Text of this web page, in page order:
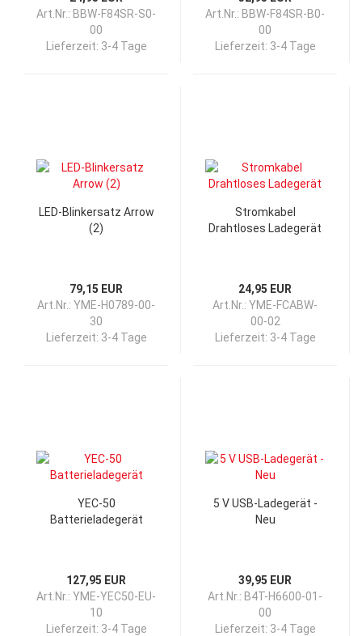
Art.Nr.: BBW-F84SR-S0-
00
Lieferzeit: 3-4 Tage
Art.Nr.: BBW-F84SR-B0-
00
Lieferzeit: 3-4 Tage
LED-Blinkersatz Arrow
(2)
79,15 EUR
Art.Nr.: YME-H0789-00-
30
Lieferzeit: 3-4 Tage
Stromkabel
Drahtloses Ladegerät
24,95 EUR
Art.Nr.: YME-FCABW-
00-02
Lieferzeit: 3-4 Tage
YEC-50
Batterieladegerät
127,95 EUR
Art.Nr.: YME-YEC50-EU-
10
Lieferzeit: 3-4 Tage
5 V USB-Ladegerät -
Neu
39,95 EUR
Art.Nr.: B4T-H6600-01-
00
Lieferzeit: 3-4 Tage